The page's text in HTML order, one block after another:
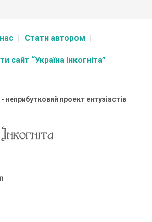
Стати автором
сайт “Україна Інкогніта”
- неприбутковий проект ентузіастів